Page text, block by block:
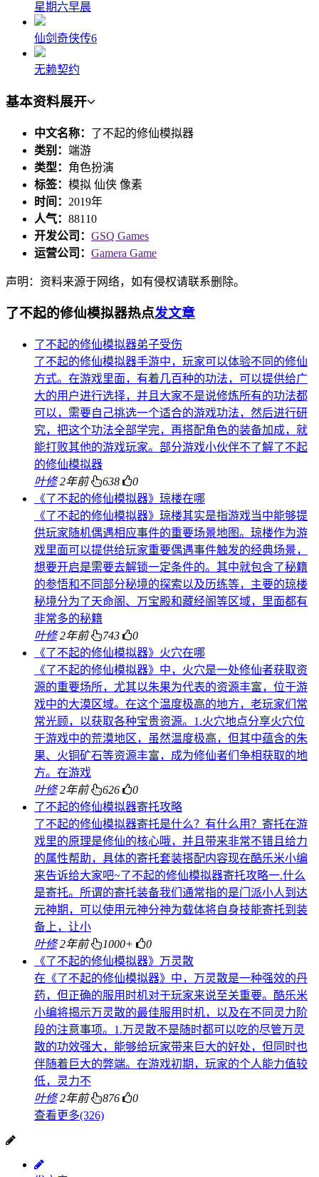
星期六早晨
仙剑奇侠传6
无赖契约
基本资料展开
中文名称： 了不起的修仙模拟器
类别： 端游
类型： 角色扮演
标签： 模拟 仙侠 像素
时间： 2019年
人气： 88110
开发公司： GSQ Games
运营公司： Gamera Game
声明：资料来源于网络，如有侵权请联系删除。
了不起的修仙模拟器热点发文章
了不起的修仙模拟器弟子受伤
了不起的修仙模拟器手游中，玩家可以体验不同的修仙
方式。在游戏里面，有着几百种的功法，可以提供给广
大的用户进行选择，并且大家不是说修炼所有的功法都
可以，需要自己挑选一个适合的游戏功法，然后进行研
究，把这个功法全部学完，再搭配角色的装备加成，就
能打败其他的游戏玩家。部分游戏小伙伴不了解了不起
的修仙模拟器
叶修 2年前 638
0
《了不起的修仙模拟器》琼楼在哪
《了不起的修仙模拟器》琼楼其实是指游戏当中能够提
供玩家随机偶遇相应事件的重要场景地图。琼楼作为游
戏里面可以提供给玩家重要偶遇事件触发的经典场景，
想要开启是需要去解锁一定条件的。其中就包含了秘籍
的参悟和不同部分秘境的探索以及历练等，主要的琼楼
秘境分为了天命阁、万宝殿和藏经阁等区域，里面都有
非常多的秘籍
叶修 2年前 743
0
《了不起的修仙模拟器》火穴在哪
《了不起的修仙模拟器》中，火穴是一处修仙者获取资
源的重要场所，尤其以朱果为代表的资源丰富，位于游
戏中的大漠区域。在这个温度极高的地方，老玩家们常
常光顾，以获取各种宝贵资源。1.火穴地点分享火穴位
于游戏中的荒漠地区，虽然温度极高，但其中蕴含的朱
果、火铜矿石等资源丰富，成为修仙者们争相获取的地
方。在游戏
叶修 2年前 626
0
了不起的修仙模拟器寄托攻略
了不起的修仙模拟器寄托是什么？有什么用？寄托在游
戏里的原理是修仙的核心哦，并且带来非常不错且给力
的属性帮助，具体的寄托套装搭配内容现在酷乐米小编
来告诉给大家吧~了不起的修仙模拟器寄托攻略一.什么
是寄托。所谓的寄托装备我们通常指的是门派小人到达
元神期，可以使用元神分神为载体将自身技能寄托到装
备上，让小
叶修 2年前 1000+
0
《了不起的修仙模拟器》万灵散
在《了不起的修仙模拟器》中，万灵散是一种强效的丹
药，但正确的服用时机对于玩家来说至关重要。酷乐米
小编将揭示万灵散的最佳服用时机，以及在不同灵力阶
段的注意事项。1.万灵散不是随时都可以吃的尽管万灵
散的功效强大，能够给玩家带来巨大的好处，但同时也
伴随着巨大的弊端。在游戏初期，玩家的个人能力值较
低，灵力不
叶修 2年前 876
0
查看更多(326)